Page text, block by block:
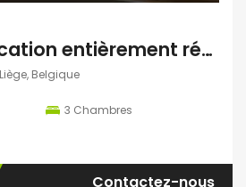
Superbe colocation entièrement rénovée à Grivegnée (Liège)
Belgique
3 Chambres
Contactez-nous